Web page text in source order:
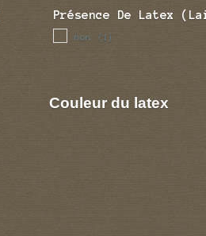
Présence De Latex
non (1)
Couleur du latex